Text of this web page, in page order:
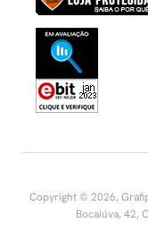
Copyright © 2026,
Bocaiúva, 42,